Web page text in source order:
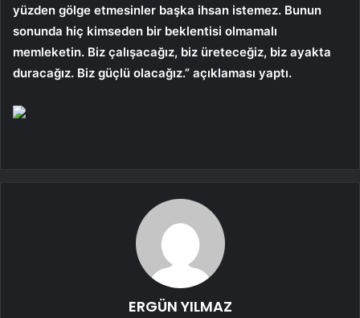
yüzden gölge etmesinler başka ihsan istemez. Bunun
sonunda hiç kimseden bir beklentisi olmamalı
memleketin. Biz çalışacağız, biz üreteceğiz, biz ayakta
duracağız. Biz güçlü olacağız.” açıklaması yaptı.
ERGÜN YILMAZ